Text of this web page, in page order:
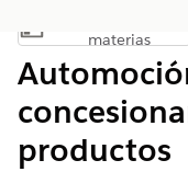
Mostrar
materias
productos